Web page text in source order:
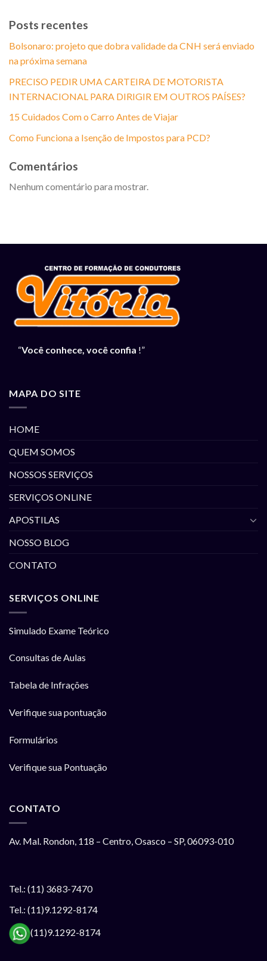
Posts recentes
Bolsonaro: projeto que dobra validade da CNH será enviado
na próxima semana
PRECISO PEDIR UMA CARTEIRA DE MOTORISTA
INTERNACIONAL PARA DIRIGIR EM OUTROS PAÍSES?
15 Cuidados Com o Carro Antes de Viajar
Como Funciona a Isenção de Impostos para PCD?
Comentários
Nenhum comentário para mostrar.
“Você conhece, você confia !”
MAPA DO SITE
HOME
QUEM SOMOS
NOSSOS SERVIÇOS
SERVIÇOS ONLINE
APOSTILAS
NOSSO BLOG
CONTATO
SERVIÇOS ONLINE
Simulado Exame Teórico
Consultas de Aulas
Tabela de Infrações
Verifique sua pontuação
Formulários
Verifique sua Pontuação
CONTATO
Av. Mal. Rondon, 118 – Centro, Osasco – SP, 06093-010
Tel.: (11) 3683-7470
Tel.: (11)9.1292-8174
(11)9.1292-8174